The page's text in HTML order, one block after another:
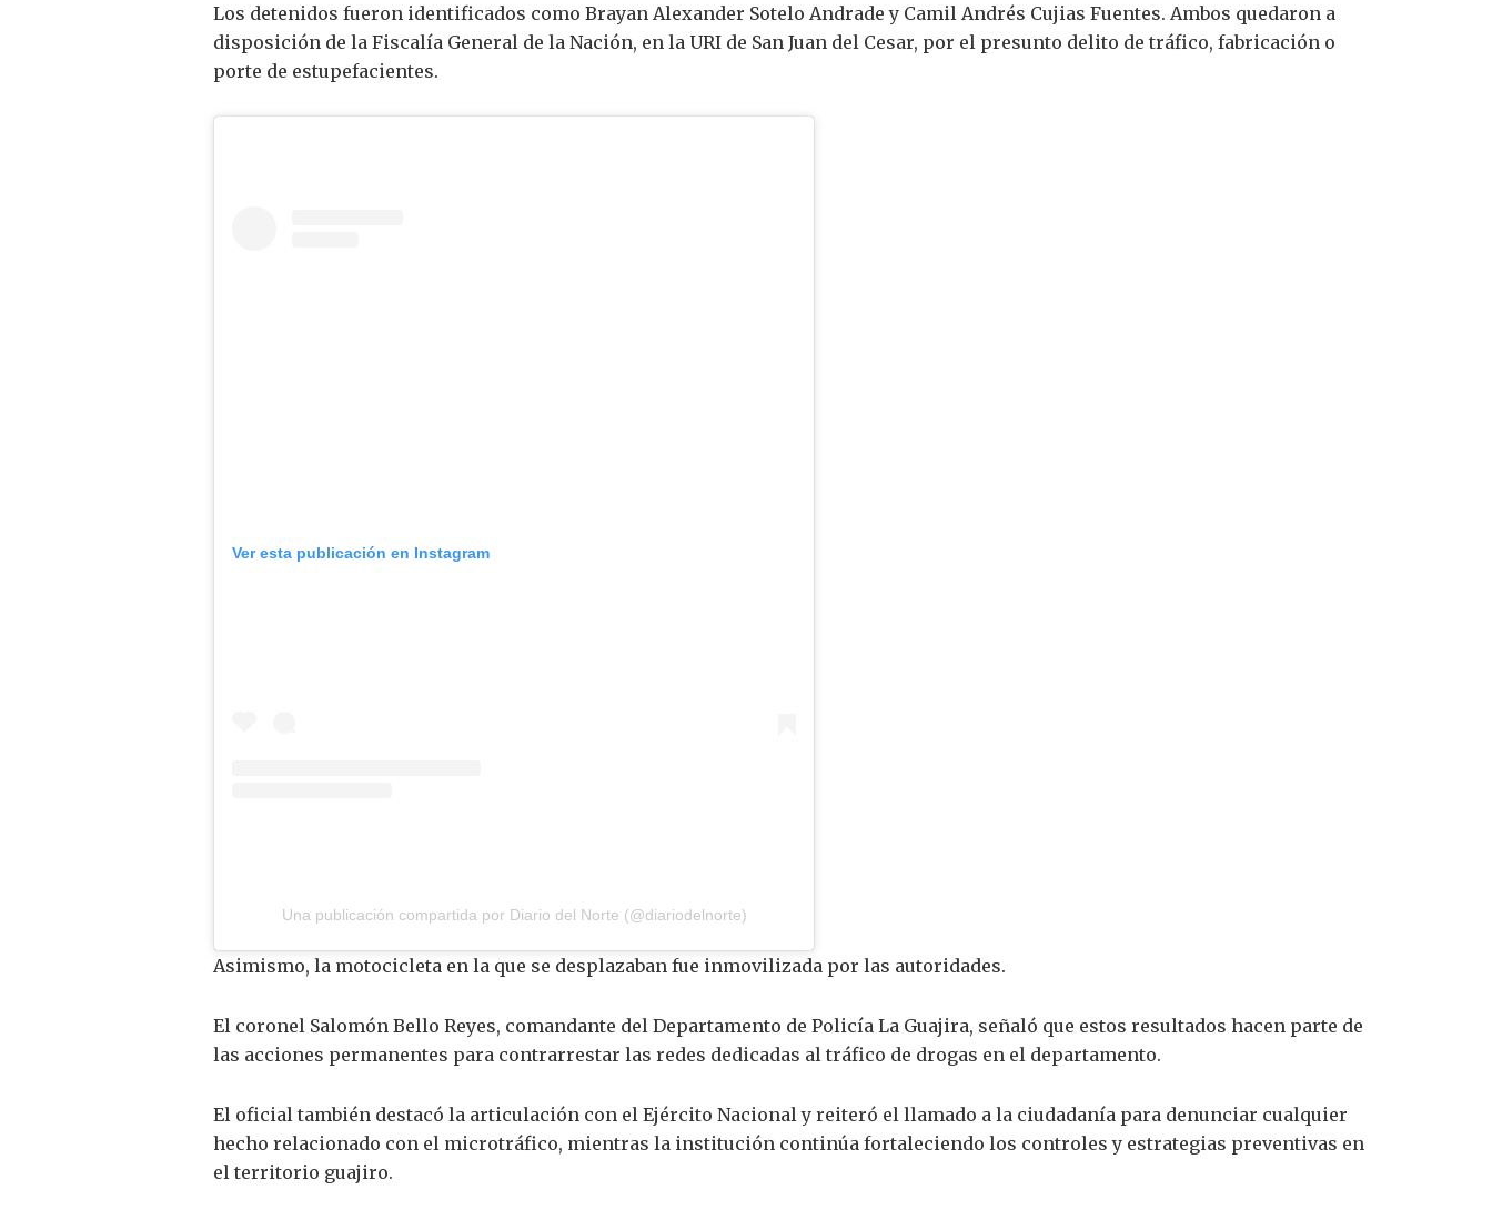
Los detenidos fueron identificados como Brayan Alexander Sotelo Andrade y Camil Andrés Cujias Fuentes. Ambos quedaron a
disposición de la Fiscalía General de la Nación, en la URI de San Juan del Cesar, por el presunto delito de tráfico, fabricación o
porte de estupefacientes.
Ver esta publicación en Instagram
Una publicación compartida por Diario del Norte (@diariodelnorte)
Asimismo, la motocicleta en la que se desplazaban fue inmovilizada por las autoridades.
El coronel Salomón Bello Reyes, comandante del Departamento de Policía La Guajira, señaló que estos resultados hacen parte de
las acciones permanentes para contrarrestar las redes dedicadas al tráfico de drogas en el departamento.
El oficial también destacó la articulación con el Ejército Nacional y reiteró el llamado a la ciudadanía para denunciar cualquier
hecho relacionado con el microtráfico, mientras la institución continúa fortaleciendo los controles y estrategias preventivas en
el territorio guajiro.